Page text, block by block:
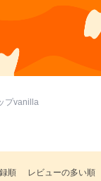
プvanilla
順 レビューの多い順